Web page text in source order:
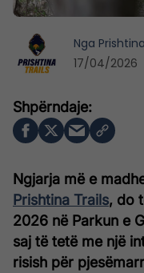
Ngjarja më e
Prishtina Trails, do
2026 në Parkun e
saj të tetë me një
risish për
Nga
17/04/2026